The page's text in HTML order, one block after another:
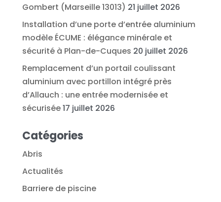
Gombert (Marseille 13013) 21 juillet 2026
Installation d’une porte d’entrée aluminium
modèle ÉCUME : élégance minérale et
sécurité à Plan-de-Cuques 20 juillet 2026
Remplacement d’un portail coulissant
aluminium avec portillon intégré près
d’Allauch : une entrée modernisée et
sécurisée17 juillet 2026
Catégories
Abris
Actualités
Barriere de piscine